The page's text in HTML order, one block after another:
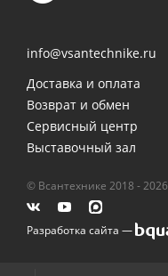
info@vsantechnike.ru
Доставка и оплата
Возврат и обмен
Сервисный центр
Выставочный зал
© Всантехнике 2018 - 2026
Разработка сайта —